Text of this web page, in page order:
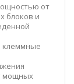
от
блоков и
клеммные
мощных